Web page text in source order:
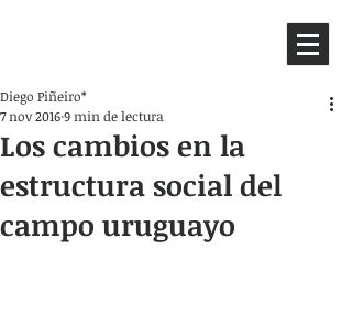
Los cambios en la
estructura social del
campo uruguayo
Diego Piñeiro*
7 nov 20169 min de lectura